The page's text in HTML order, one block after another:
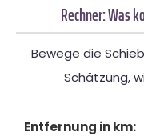
Rechner: Was
Bewege die
Schätzung,
Entfernung in km: